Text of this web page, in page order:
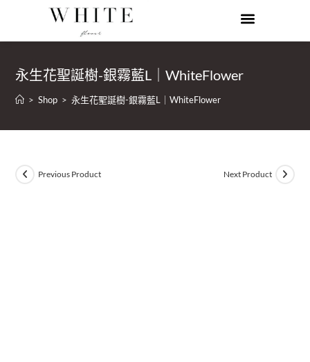
永生花聖誕樹-銀霧藍L｜WhiteFlower
> Shop > 永生花聖誕樹-銀霧藍L｜WhiteFlower
Previous Product Next Product